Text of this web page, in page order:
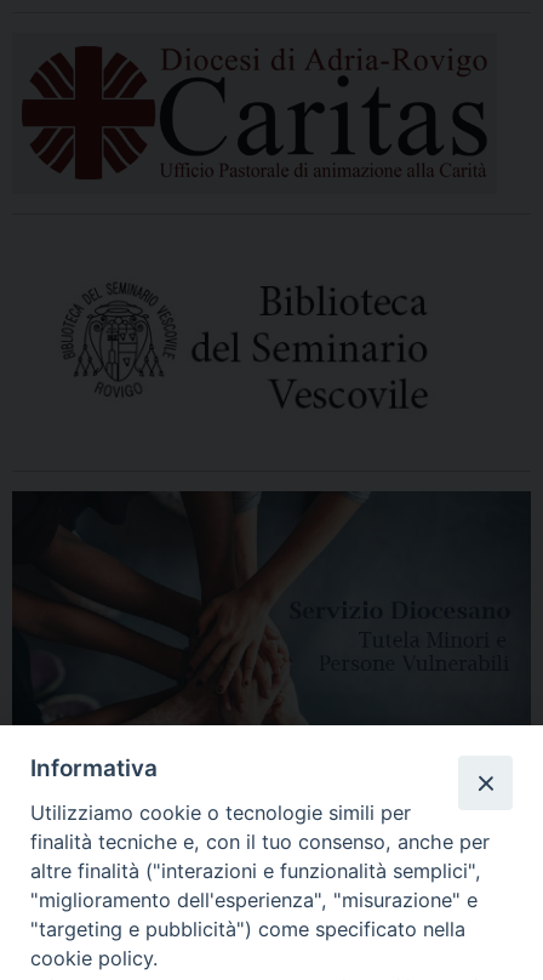
HOME DIOCESI VESCOVO CURIA VESCOVILE NEWS
Informativa
Utilizziamo cookie o tecnologie simili per
finalità tecniche e, con il tuo consenso, anche per
altre finalità ("interazioni e funzionalità semplici",
"miglioramento dell'esperienza", "misurazione" e
"targeting e pubblicità") come specificato nella
cookie policy.